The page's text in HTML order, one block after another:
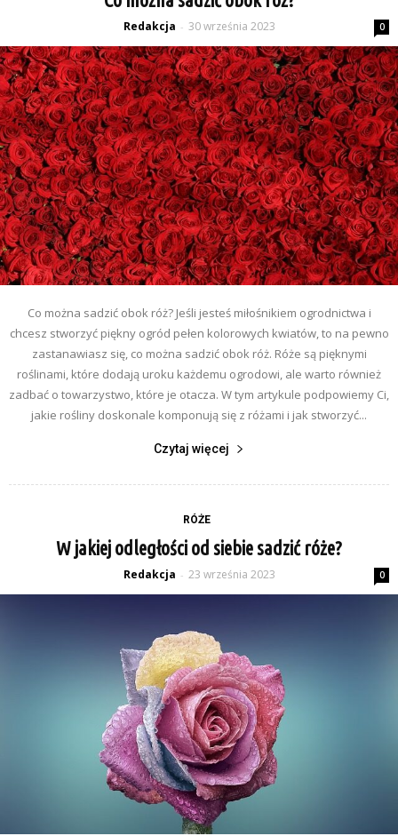
Redakcja - 30 września 2023 0
Co można sadzić obok róż? Jeśli jesteś miłośnikiem ogrodnictwa i
chcesz stworzyć piękny ogród pełen kolorowych kwiatów, to na pewno
zastanawiasz się, co można sadzić obok róż. Róże są pięknymi
roślinami, które dodają uroku każdemu ogrodowi, ale warto również
zadbać o towarzystwo, które je otacza. W tym artykule podpowiemy Ci,
jakie rośliny doskonale komponują się z różami i jak stworzyć...
Czytaj więcej
RÓŻE
W jakiej odległości od siebie sadzić róże?
Redakcja - 23 września 2023 0